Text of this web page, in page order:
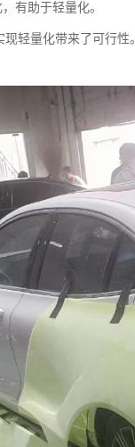
有助于轻量化。
轻量化带来了可行